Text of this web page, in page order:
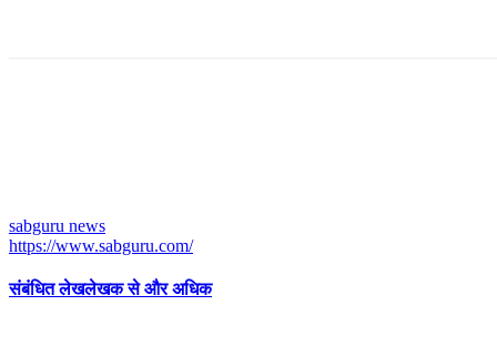
sabguru news
https://www.sabguru.com/
संबंधित लेखलेखक से और अधिक